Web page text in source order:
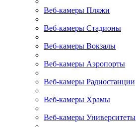
Веб-камеры Пляжи
Веб-камеры Стадионы
Веб-камеры Вокзалы
Веб-камеры Аэропорты
Веб-камеры Радиостанции
Веб-камеры Храмы
Веб-камеры Университеты